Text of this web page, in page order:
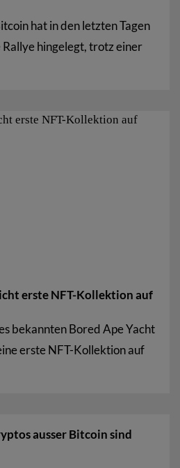
hat in den letzten Tagen
hingelegt, trotz einer
erste NFT-Kollektion auf
bekannten Bored Ape Yacht
erste NFT-Kollektion auf
ausser Bitcoin sind